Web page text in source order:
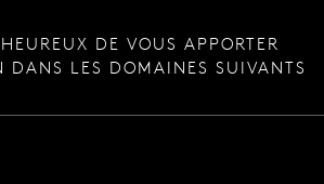
DE VOUS APPORTER
DANS LES DOMAINES SUIVANTS